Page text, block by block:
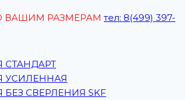
ВАШИМ РАЗМЕРАМтел: 8(499) 397-
СТАНДАРТ
УСИЛЕННАЯ
СВЕРЛЕНИЯ SKF